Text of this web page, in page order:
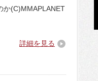
か(C)MMAPLANET
詳細を見る